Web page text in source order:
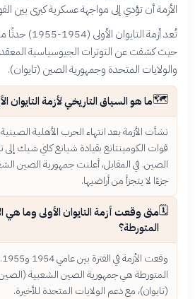
الأزمة أن تؤدي إلى مواجهة عسكرية كبرى بين
تُعد أزمة
حيث كشفت عن التوترات الجيوسياسية
والولايات المتحدة وجمهورية الصين (تايوان).
🗺️ما هو السياق التاريخي لأزمة التايوان
قوات الكومينتانغ بقيادة شيانغ كاي شيك
الصين. في المقابل، أعلنت جمهورية الصين
جزءًا لا يتجزأ من أراضيها.
🗓️متى وقعت أزمة التايوان الأولى وما هي
المتورطة؟
المتورطة هي جمهورية الصين الشعبية
(تايوان)، مع دعم الولايات المتحدة للأخيرة.